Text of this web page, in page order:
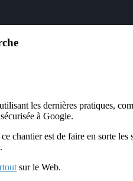
les dernières pratiques,
à Google.
chantier est de faire en sorte
sur le Web.